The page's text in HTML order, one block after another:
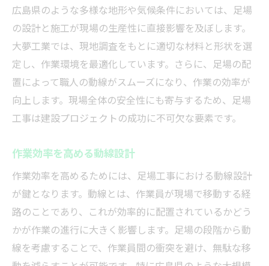
広島県のような多様な地形や気候条件においては、足場
の設計と施工が現場の生産性に直接影響を及ぼします。
大夢工業では、現地調査をもとに適切な材料と形状を選
定し、作業環境を最適化しています。さらに、足場の配
置によって職人の動線がスムーズになり、作業の効率が
向上します。現場全体の安全性にも寄与するため、足場
工事は建設プロジェクトの成功に不可欠な要素です。
作業効率を高める動線設計
作業効率を高めるためには、足場工事における動線設計
が鍵となります。動線とは、作業員が現場で移動する経
路のことであり、これが効率的に配置されているかどう
かが作業の進行に大きく影響します。足場の段階から動
線を考慮することで、作業員間の衝突を避け、無駄な移